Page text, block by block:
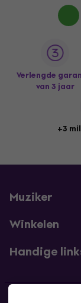
Verlengde
van 3 jaar
+3
Muziker
Winkelen
Handige